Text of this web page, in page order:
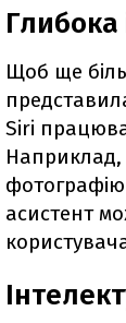
Глибока
Щоб ще
Siri
Наприклад,
фотографію
асистент